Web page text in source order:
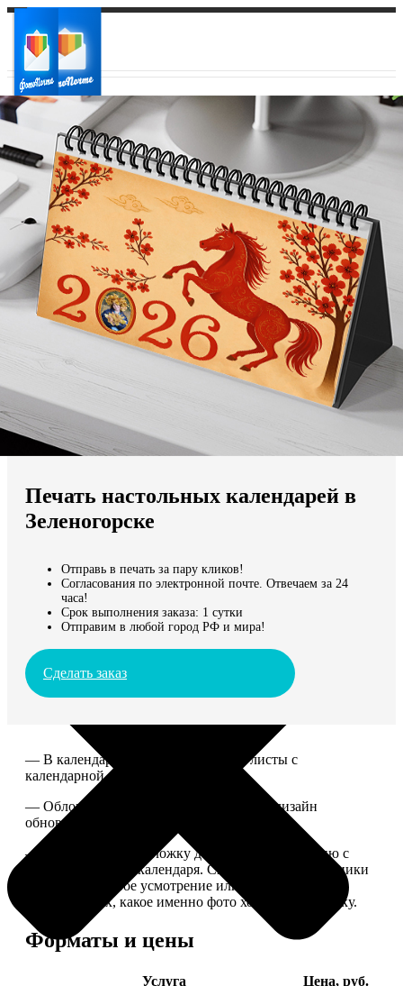
Ваш город:
Ваш регион доставки
Выберите из списка:
Мы доставляем по всему миру
Продолжить без города
Печать настольных календарей в
Зеленогорске
Отправь в печать за пару кликов!
Согласования по электронной почте. Отвечаем за 24
часа!
Срок выполнения заказа: 1 сутки
Отправим в любой город РФ и мира!
Сделать заказ
— В календаре 13 листов: обложка+листы с
календарной сеткой.
— Обложка для календаря стандартная, дизайн
обновляем каждый год.
— В кружочек на обложку добавляем фотографию с
одной из страниц календаря. Снимок наши сотрудники
выбирают на свое усмотрение или пишите в
комментариях, какое именно фото хотите на обложку.
Форматы и цены
Услуга
Цена, руб.